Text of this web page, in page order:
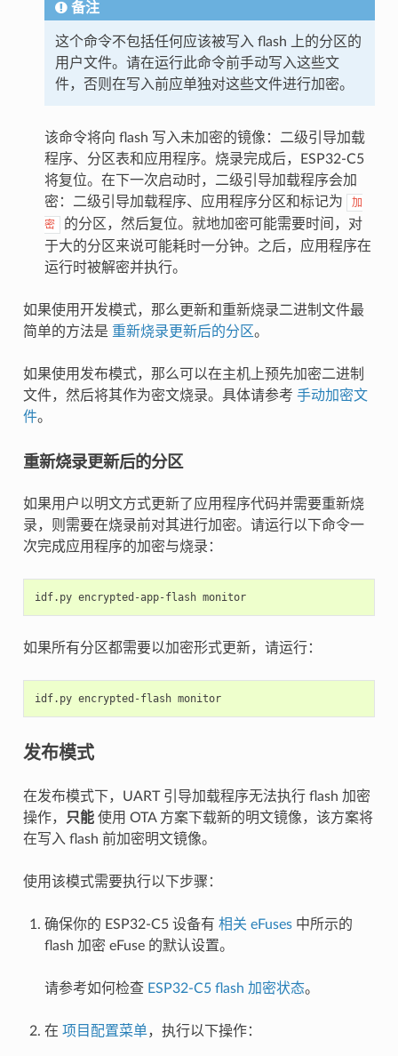
备注
这个命令不包括任何应该被写入 flash 上的分区的
用户文件。请在运行此命令前手动写入这些文
件，否则在写入前应单独对这些文件进行加密。
该命令将向 flash 写入未加密的镜像：二级引导加载
程序、分区表和应用程序。烧录完成后，ESP32-C5
将复位。在下一次启动时，二级引导加载程序会加
密：二级引导加载程序、应用程序分区和标记为
加
密
的分区，然后复位。就地加密可能需要时间，对
于大的分区来说可能耗时一分钟。之后，应用程序在
运行时被解密并执行。
如果使用开发模式，那么更新和重新烧录二进制文件最
简单的方法是 重新烧录更新后的分区。
如果使用发布模式，那么可以在主机上预先加密二进制
文件，然后将其作为密文烧录。具体请参考 手动加密文
件。
重新烧录更新后的分区
如果用户以明文方式更新了应用程序代码并需要重新烧
录，则需要在烧录前对其进行加密。请运行以下命令一
次完成应用程序的加密与烧录：
idf.py encrypted-app-flash monitor
如果所有分区都需要以加密形式更新，请运行：
idf.py encrypted-flash monitor
发布模式
在发布模式下，UART 引导加载程序无法执行 flash 加密
操作，
只能使用 OTA 方案下载新的明文镜像，该方案将
在写入 flash 前加密明文镜像。
使用该模式需要执行以下步骤：
确保你的 ESP32-C5 设备有 相关 eFuses中所示的
flash 加密 eFuse 的默认设置。
请参考如何检查 ESP32-C5 flash 加密状态。
在 项目配置菜单，执行以下操作：